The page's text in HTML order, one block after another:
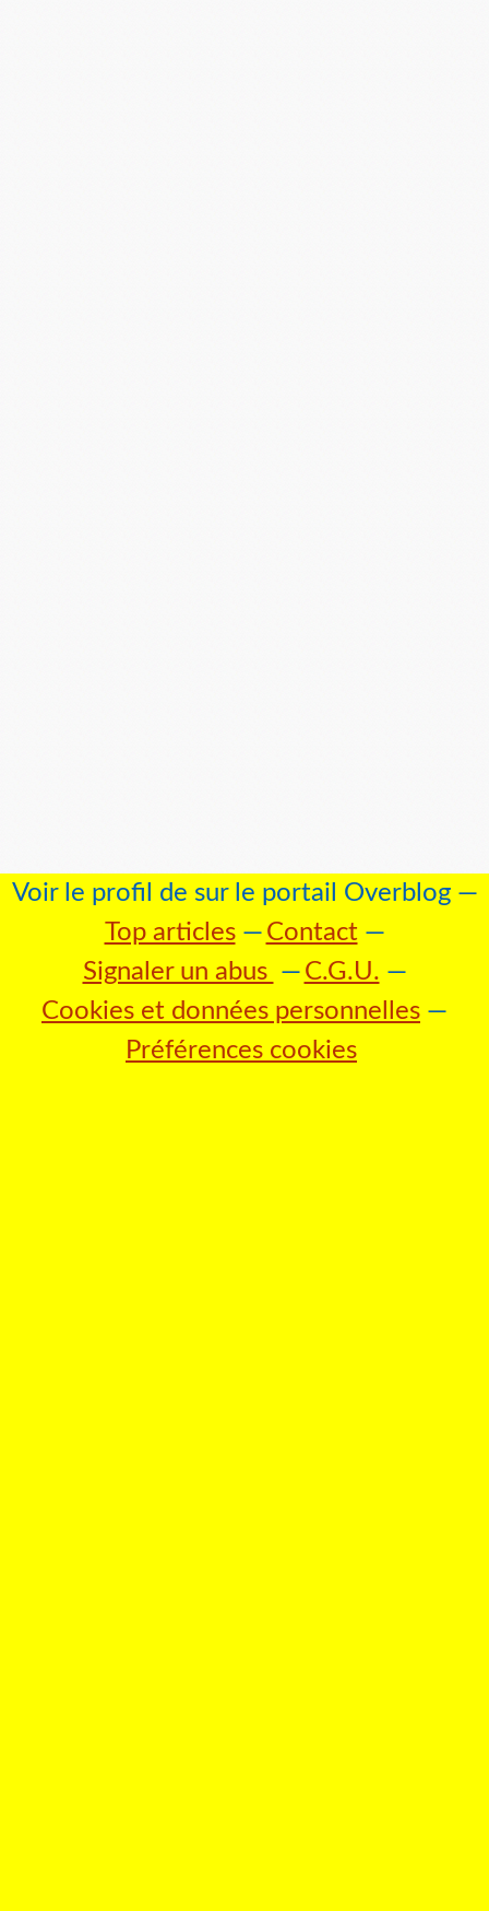
Voir le profil de sur le portail Overblog
Top articles
Contact
Signaler un abus
C.G.U.
Cookies et données personnelles
Préférences cookies